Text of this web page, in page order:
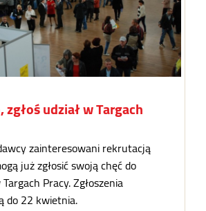
udział w Targach
zainteresowani rekrutacją
już zgłosić swoją chęć do
Pracy. Zgłoszenia
do 22 kwietnia.